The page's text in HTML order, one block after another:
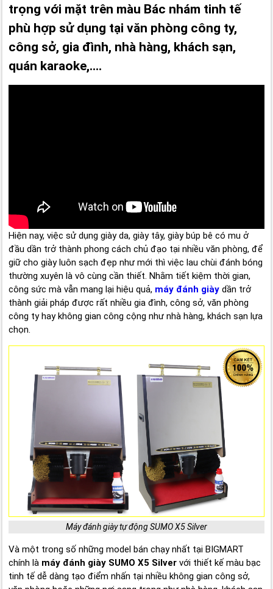
trọng với mặt trên màu Bác nhám tinh tế
phù hợp sử dụng tại văn phòng công ty,
công sở, gia đình, nhà hàng, khách sạn,
quán karaoke,....
Hiện nay, việc sử dụng giày da, giày tây, giày búp bê có mu ở
đầu dần trở thành phong cách chủ đạo tại nhiều văn phòng, để
giữ cho giày luôn sạch đẹp như mới thì việc lau chùi đánh bóng
thường xuyên là vô cùng cần thiết. Nhằm tiết kiệm thời gian,
công sức mà vẫn mang lại hiệu quả, máy đánh giày dần trở
thành giải pháp được rất nhiều gia đình, công sở, văn phòng
công ty hay không gian công cộng như nhà hàng, khách sạn lựa
chọn.
Máy đánh giày tự động SUMO X5 Silver
Và một trong số những model bán chạy nhất tại BIGMART
chính là máy đánh giày SUMO X5 Silver với thiết kế màu bạc
tinh tế dễ dàng tạo điểm nhấn tại nhiều không gian công sở,